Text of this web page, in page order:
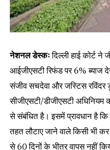
नेशनल डेस्कःदिल्ली हाई कोर्ट ने
आईजीएसटी रिफंड पर 6% ब्याज
संजीव सचदेवा और जस्टिस रविंदर
सीजीएसटी/डीजीएसटी अधिनियम
से संबंधित है। इसमें प्रावधान है
तहत लौटाए जाने वाले किसी भी
से 60 दिनों के भीतर वापस नहीं